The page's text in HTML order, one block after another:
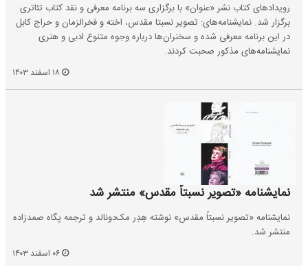
رویدادهای کتاب نشر «عنوان» با برگزاری سه برنامه معرفی و نقد کتاب تئاتری
برگزار شد. نمایشنامه‌‌های: تصویر نسبتا مقدس، اخته و فخرالزمان و حراج کابل
در این برنامه معرفی شده و سخنران‌ها درباره وجوه متنوع ادبی و هنری
نمایشنامه‌های مذکور صحبت کردند.
نمایشنامه «تصویر نسبتاً مقدس» منتشر شد
نمایشنامه «تصویر نسبتاً مقدس» نوشته‌ هِدِر مک‌دونالد و ترجمه پگاه صمدزاده
منتشر شد.